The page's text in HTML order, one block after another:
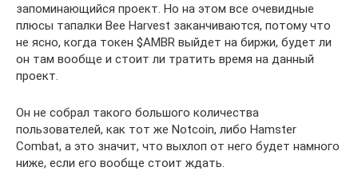
запоминающийся проект. Но на этом все очевидные
плюсы тапалки Bee Harvest заканчиваются, потому что
не ясно, когда токен $AMBR выйдет на биржи, будет ли
он там вообще и стоит ли тратить время на данный
проект.
Он не собрал такого большого количества
пользователей, как тот же Notcoin, либо Hamster
Combat, а это значит, что выхлоп от него будет намного
ниже, если его вообще стоит ждать.